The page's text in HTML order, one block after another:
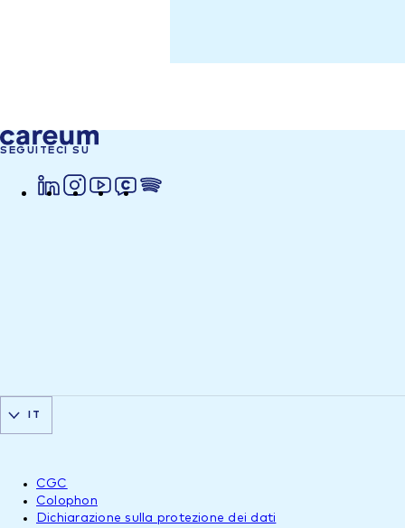
SEGUITECI SU
CGC
Colophon
Dichiarazione sulla protezione dei dati
IT